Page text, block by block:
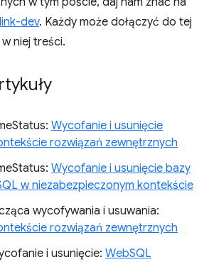
dev. Każdy może dołączyć do tej
niej treści.
Wycofanie i usunięcie
rozwiązań zewnętrznych
Wycofanie i usunięcie bazy
w niezabezpieczonym kontekście
wycofywania i usuwania:
rozwiązań zewnętrznych
i usunięcie: WebSQL